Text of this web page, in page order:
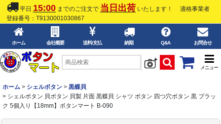
平日 15:00 までのご注文で 当日出荷 いたします！
適格事業者
登録番号：T9130001030867
ホーム 会社概要 送料/支払 納期 Q&A お問合せ
メニュー
ホーム > シェルボタン > 黒蝶貝
> シェルボタン 貝ボタン 貝製 片面 黒蝶貝 シャツ ボタン 四つ穴ボタン 黒 ブラッ
ク 5個入り【18mm】ボタンマート B-090